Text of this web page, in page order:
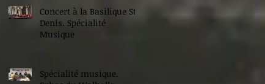
Concert à la Basilique St
Denis. Spécialité
Musique
Spécialité musique.